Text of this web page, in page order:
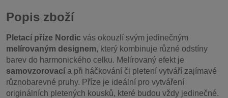
Popis zboží
Pletací příze Nordic vás okouzlí svým jedinečným
melírovaným designem, který kombinuje různé odstíny
barev do harmonického celku. Melírovaný efekt je
samovzorovací a při háčkování či pletení vytváří zajímavé
různobarevné pruhy. Příze je ideální pro vytváření
originálních pletených kousků, které budou vždy jedinečné.